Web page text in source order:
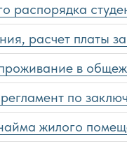
распорядка
расчет платы
в
по
жилого